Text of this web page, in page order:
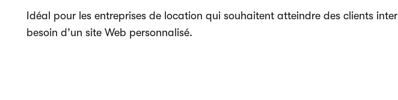
Idéal pour les entreprises de location qui souhaitent atteindre des clients
besoin d’un site Web personnalisé.